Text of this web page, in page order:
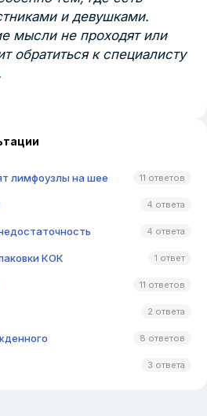
и девушками.
мысли не проходят или
обратиться к специалисту
лимфоузлы на шее 11 ответов
4 ответа
4 ответа
КОК 1 ответ
11 ответов
2 ответа
8 ответов
3 ответа